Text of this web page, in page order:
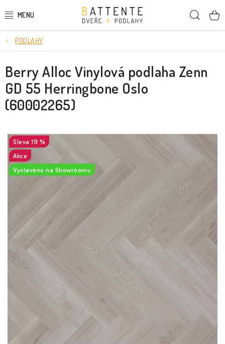
na
DVEŘE
SMRKOVÉ DVEŘE
PODLAHY
NÁSTĚNNÉ PANELY
SKRYTÉ ZÁRUBNĚ
STAVEBNÍ POUZDRA
KLIKY & KOVÁNÍ
O nás
PODLAHY
Berry Alloc Vinylová podlaha Zenn
GD 55 Herringbone Oslo
(60002265)
19 %
Akce
Vystaveno na Showroomu